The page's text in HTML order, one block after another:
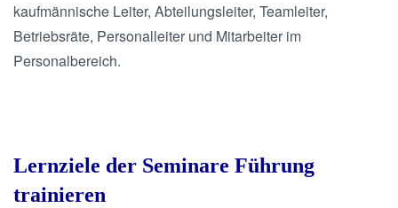
kaufmännische Leiter, Abteilungsleiter, Teamleiter,
Betriebsräte, Personalleiter und Mitarbeiter im
Personalbereich.
Lernziele der Seminare Führung
trainieren